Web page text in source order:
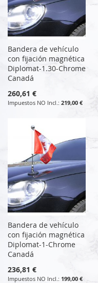
Bandera de vehículo
con fijación magnética
Diplomat-1.30-Chrome
Canadá
260,61 €
219,00 €
Bandera de vehículo
con fijación magnética
Diplomat-1-Chrome
Canadá
236,81 €
199,00 €